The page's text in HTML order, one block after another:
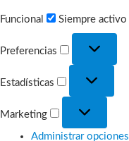
Funcional Siempre activo
Preferencias
Estadísticas
Marketing
Administrar opciones